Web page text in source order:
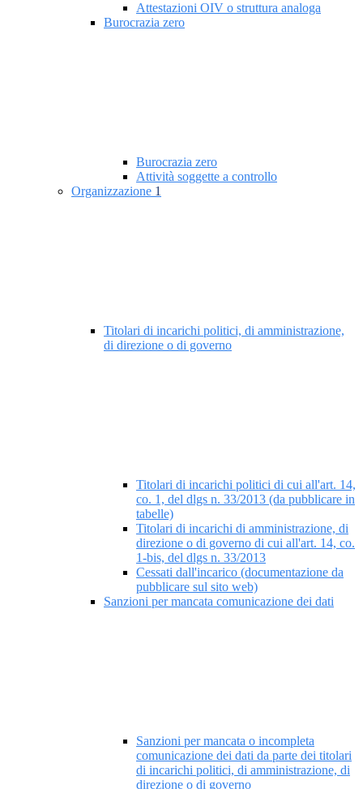
Attestazioni OIV o struttura analoga
Burocrazia zero
Burocrazia zero
Attività soggette a controllo
Organizzazione 1
Titolari di incarichi politici, di amministrazione,
di direzione o di governo
Titolari di incarichi politici di cui all'art. 14,
co. 1, del dlgs n. 33/2013 (da pubblicare in
tabelle)
Titolari di incarichi di amministrazione, di
direzione o di governo di cui all'art. 14, co.
1-bis, del dlgs n. 33/2013
Cessati dall'incarico (documentazione da
pubblicare sul sito web)
Sanzioni per mancata comunicazione dei dati
Sanzioni per mancata o incompleta
comunicazione dei dati da parte dei titolari
di incarichi politici, di amministrazione, di
direzione o di governo